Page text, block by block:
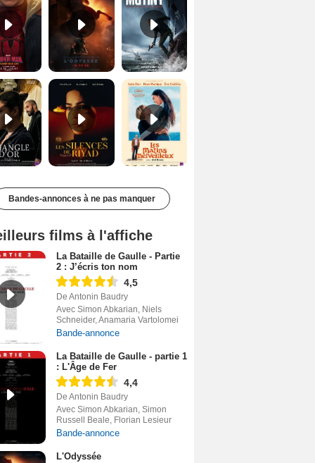
Les Silences de Riyad Bande-annonce VO STFR Les Matins merveilleux Bande-annonce VF
Bandes-annonces à ne pas manquer
films à l'affiche
La Bataille de Gaulle - Partie
2 : J’écris ton nom
4,5
De Antonin Baudry
Avec Simon Abkarian, Niels
Schneider, Anamaria Vartolomei
Bande-annonce
La Bataille de Gaulle - partie 1
: L'Âge de Fer
4,4
De Antonin Baudry
Avec Simon Abkarian, Simon
Russell Beale, Florian Lesieur
Bande-annonce
L'Odyssée